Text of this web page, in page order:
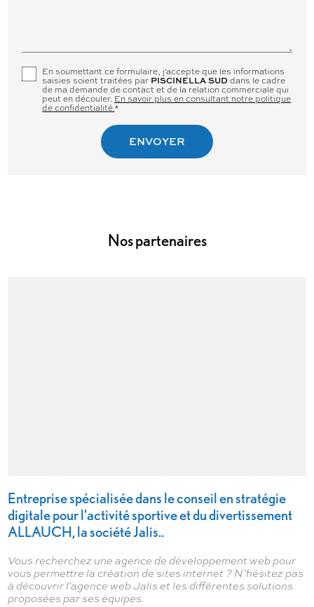
En soumettant ce formulaire, j'accepte que les informations
saisies soient traitées par PISCINELLA SUD dans le cadre
de ma demande de contact et de la relation commerciale qui
peut en découler. En savoir plus en consultant notre politique
de confidentialité.*
Nos partenaires
Entreprise spécialisée dans le conseil en stratégie
digitale pour l'activité sportive et du divertissement
ALLAUCH, la société Jalis..
Vous recherchez une agence de développement web pour
vous permettre la création de sites internet ? N’hésitez pas
à découvrir l'agence web Jalis et les différentes solutions
proposées par ses équipes.